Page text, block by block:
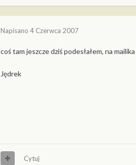
Napisano 4 Czerwca 2007
coś tam jeszcze dziś podesłałem, na
Jędrek
Cytuj